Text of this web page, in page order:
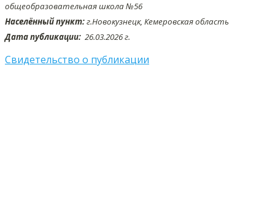
общеобразовательная школа №56
Населённый пункт:г.Новокузнецк, Кемеровская область
Дата публикации: 26.03.2026 г.
Свидетельство о публикации